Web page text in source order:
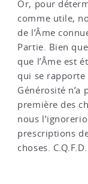
Or, pour
comme utile,
de l’Âme
Partie. Bien
que l’Âme est
qui se rapporte
Générosité n’a
première des
nous
prescriptions
choses. C.Q.F.D.